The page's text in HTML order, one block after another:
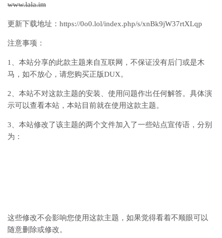
www.lala.im
更新下载地址：https://0o0.lol/index.php/s/xnBk9jW37rtXLqp
注意事项：
1、本站分享的此款主题来自互联网，不保证没有后门或是木
马，如不放心，请您购买正版DUX。
2、本站不对这款主题的安装、使用问题作出任何解答。具体演
示可以查看本站，本站目前就在使用这款主题。
3、本站修改了该主题的两个文件加入了一些站点宣传语，分别
为：
这些修改不会影响您使用这款主题，如果觉得看着不顺眼可以
随意删除或修改。